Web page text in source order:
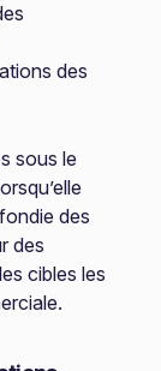
des
sous le
des
des
cibles les